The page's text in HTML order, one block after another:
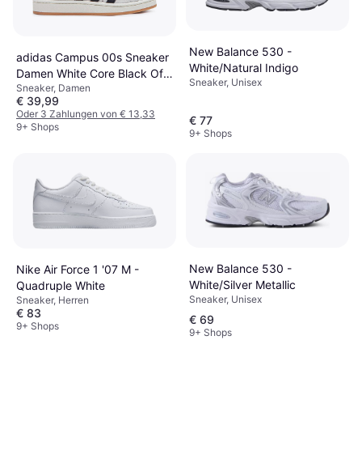
adidas Campus 00s Sneaker
Damen White Core Black Off
White
Sneaker, Damen
€ 39,99
Oder 3 Zahlungen von € 13,33
9+ Shops
New Balance 530 -
White/Natural Indigo
Sneaker, Unisex
€ 77
9+ Shops
Nike Air Force 1 '07 M -
Quadruple White
Sneaker, Herren
€ 83
9+ Shops
New Balance 530 -
White/Silver Metallic
Sneaker, Unisex
€ 69
9+ Shops